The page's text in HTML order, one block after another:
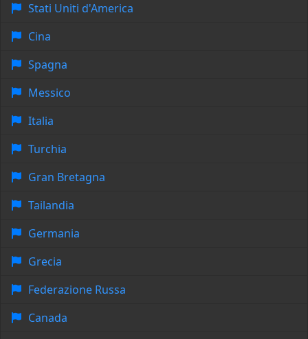
Stati Uniti d'America
Cina
Spagna
Messico
Italia
Turchia
Gran Bretagna
Tailandia
Germania
Grecia
Federazione Russa
Canada